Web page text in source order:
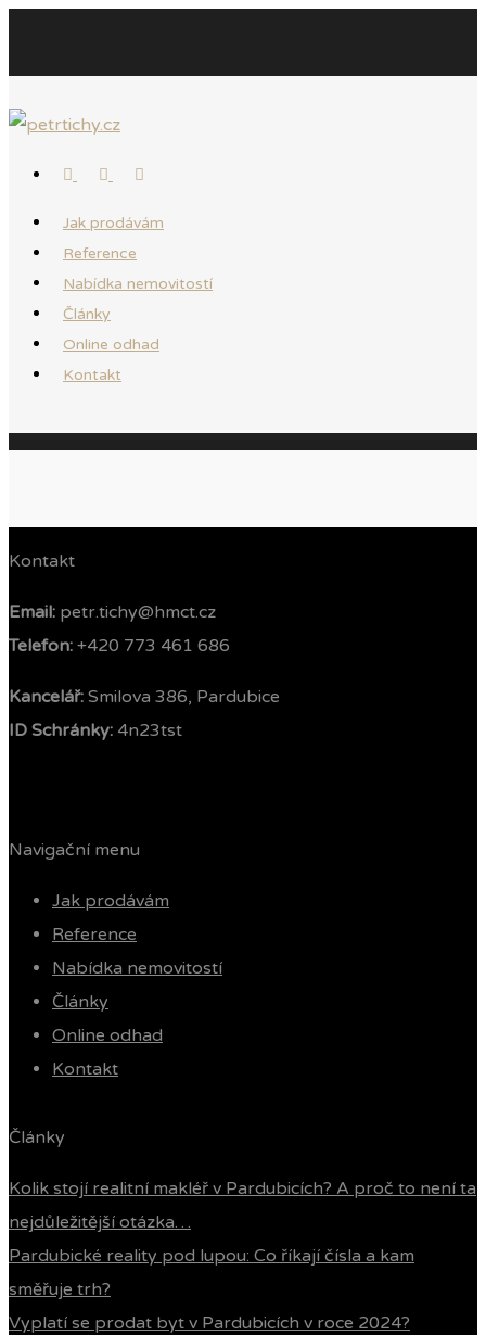
Jak prodávám
Reference
Nabídka nemovitostí
Články
Online odhad
Kontakt
Kontakt
Email: petr.tichy@hmct.cz
Telefon: ‭ +420 773 461 686‬
Kancelář: Smilova 386, Pardubice
ID Schránky: 4n23tst
Navigační menu
Jak prodávám
Reference
Nabídka nemovitostí
Články
Online odhad
Kontakt
Články
Kolik stojí realitní makléř v Pardubicích? A proč to není ta
nejdůležitější otázka…
Pardubické reality pod lupou: Co říkají čísla a kam
směřuje trh?
Vyplatí se prodat byt v Pardubicích v roce 2024?